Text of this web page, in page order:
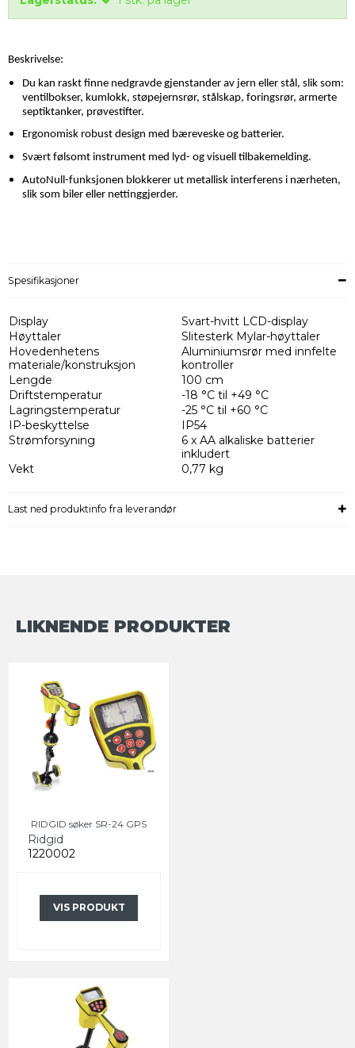
Beskrivelse:
Du kan raskt finne nedgravde gjenstander av jern eller stål, slik som:
ventilbokser, kumlokk, støpejernsrør, stålskap, foringsrør, armerte
septiktanker, prøvestifter.
Ergonomisk robust design med bæreveske og batterier.
Svært følsomt instrument med lyd- og visuell tilbakemelding.
AutoNull-funksjonen blokkerer ut metallisk interferens i nærheten,
slik som biler eller nettinggjerder.
Spesifikasjoner
Display
Svart-hvitt LCD-display
Høyttaler
Slitesterk Mylar-høyttaler
Hovedenhetens
materiale/konstruksjon
Aluminiumsrør med innfelte
kontroller
Lengde
100 cm
Driftstemperatur
-18 °C til +49 °C
Lagringstemperatur
-25 °C til +60 °C
IP-beskyttelse
IP54
Strømforsyning
6 x AA alkaliske batterier
inkludert
Vekt
0,77 kg
Last ned produktinfo fra leverandør
LIKNENDE PRODUKTER
RIDGID søker SR-24 GPS
Ridgid
1220002
VIS PRODUKT